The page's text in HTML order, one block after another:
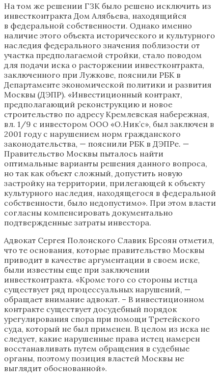
На том же решении ГЗК было решено исключить из
инвестконтракта Дом Алябьева, находящийся
в федеральной собственности. Однако именно
наличие этого объекта исторического и культурного
наследия федерального значения поблизости от
участка предполагаемой стройки, стало поводом
для подачи иска о расторжении инвестконтракта,
заключенного при Лужкове, пояснили РБК в
Департаменте экономической политики и развития
Москвы (ДЭПР). «Инвестиционный контракт,
предполагающий реконструкцию и новое
строительство по адресу Кремлевская набережная,
вл. 1/9 с инвестором ООО «О.Ник’с», был заключен в
2001 году с нарушением норм гражданского
законодательства, — пояснили РБК в ДЭПРе. —
Правительство Москвы пыталось найти
оптимальные варианты решения данного вопроса,
но так как объект сложный, допустить новую
застройку на территории, прилегающей к объекту
культурного наследия, находящегося в федеральной
собственности, было недопустимо». При этом власти
согласны компенсировать документально
подтвержденные затраты инвестора.
Адвокат Сергея Полонского Славик Брсоян отметил,
что те основания, которые правительство Москвы
приводит в качестве аргументации в своем иске,
были известны еще при заключении
инвестконтракта. «Кроме того со стороны истца
существует ряд процессуальных нарушений, —
обращает внимание адвокат. – В инвестиционном
контракте существует досудебный порядок
урегулирования спора при помощи Третейского
суда, который не был применен. В целом из иска не
следует, какие нарушенные права истец намерен
восстанавливать путем обращения в судебные
органы, поэтому позиция властей Москвы не
выглядит обоснованной».